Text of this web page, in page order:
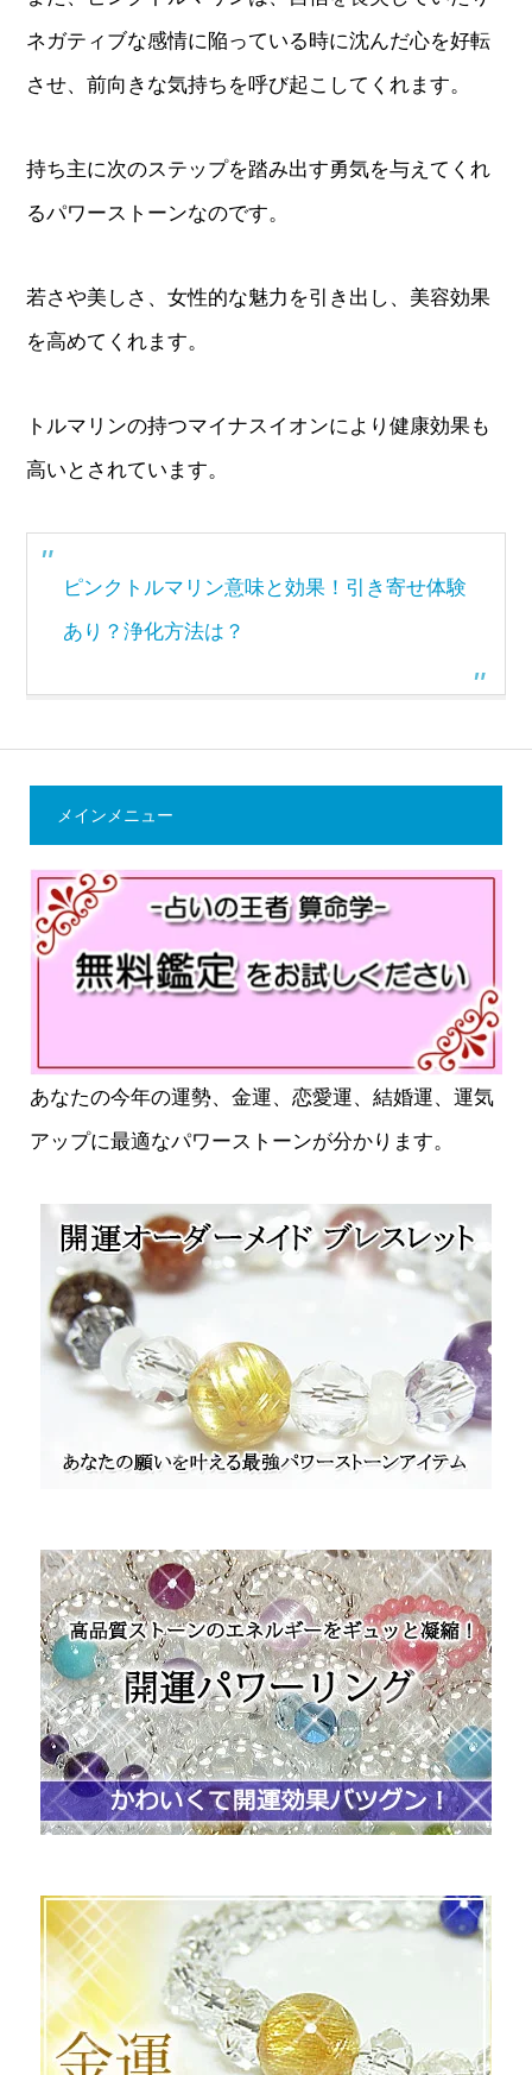
ネガティブな感情に陥っている時に沈んだ心を好転
させ、前向きな気持ちを呼び起こしてくれます。
持ち主に次のステップを踏み出す勇気を与えてくれ
るパワーストーンなのです。
若さや美しさ、女性的な魅力を引き出し、美容効果
を高めてくれます。
トルマリンの持つマイナスイオンにより健康効果も
高いとされています。
ピンクトルマリン意味と効果！引き寄せ体験
あり？浄化方法は？
メインメニュー
あなたの今年の運勢、金運、恋愛運、結婚運、運気
アップに最適なパワーストーンが分かります。